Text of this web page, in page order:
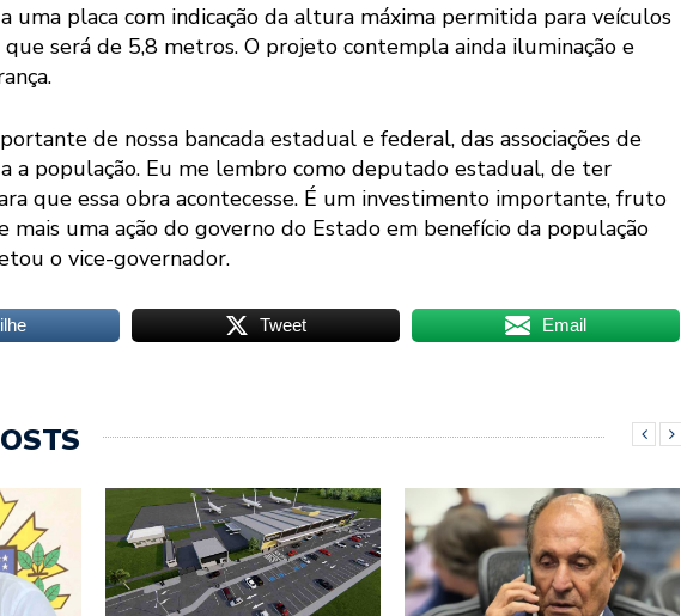
uma placa com indicação da altura máxima permitida para veículos
que será de 5,8 metros. O projeto contempla ainda iluminação e
de nossa bancada estadual e federal, das associações de
a população. Eu me lembro como deputado estadual, de ter
que essa obra acontecesse. É um investimento importante, fruto
mais uma ação do governo do Estado em benefício da população
o vice-governador.
Tweet Email